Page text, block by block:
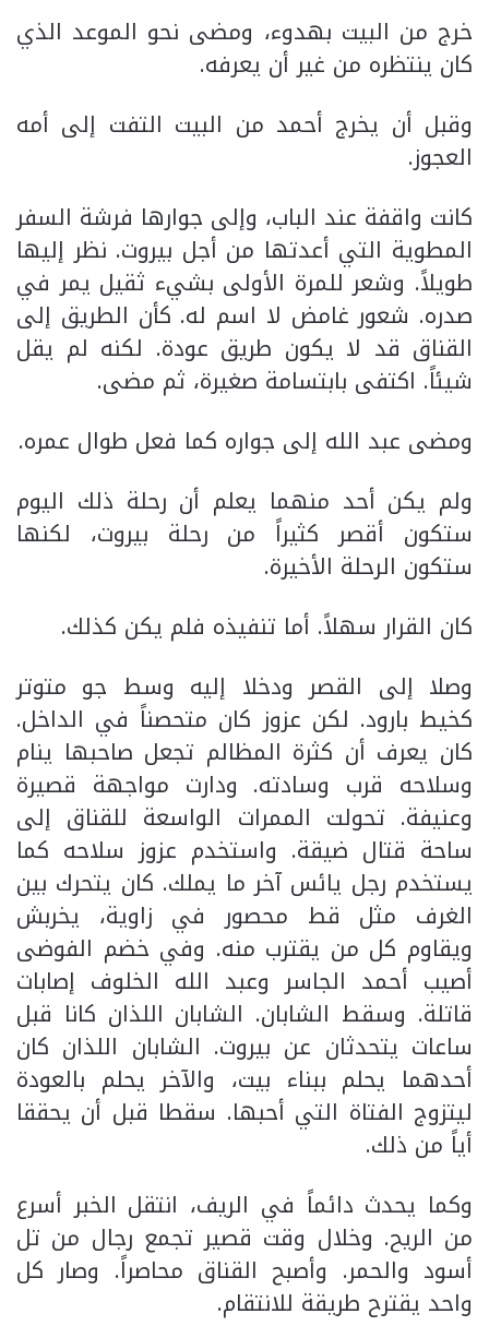
خرج من البيت بهدوء، ومضى نحو الموعد الذي
كان ينتظره من غير أن يعرفه.
وقبل أن يخرج أحمد من البيت التفت إلى أمه
العجوز.
كانت واقفة عند الباب، وإلى جوارها فرشة السفر
المطوية التي أعدتها من أجل بيروت. نظر إليها
طويلاً. وشعر للمرة الأولى بشيء ثقيل يمر في
صدره. شعور غامض لا اسم له. كأن الطريق إلى
القناق قد لا يكون طريق عودة. لكنه لم يقل
شيئاً. اكتفى بابتسامة صغيرة، ثم مضى.
ومضى عبد الله إلى جواره كما فعل طوال عمره.
ولم يكن أحد منهما يعلم أن رحلة ذلك اليوم
ستكون أقصر كثيراً من رحلة بيروت، لكنها
ستكون الرحلة الأخيرة.
كان القرار سهلاً. أما تنفيذه فلم يكن كذلك.
وصلا إلى القصر ودخلا إليه وسط جو متوتر
كخيط بارود. لكن عزوز كان متحصناً في الداخل.
كان يعرف أن كثرة المظالم تجعل صاحبها ينام
وسلاحه قرب وسادته. ودارت مواجهة قصيرة
وعنيفة. تحولت الممرات الواسعة للقناق إلى
ساحة قتال ضيقة. واستخدم عزوز سلاحه كما
يستخدم رجل يائس آخر ما يملك. كان يتحرك بين
الغرف مثل قط محصور في زاوية، يخربش
ويقاوم كل من يقترب منه. وفي خضم الفوضى
أصيب أحمد الجاسر وعبد الله الخلوف إصابات
قاتلة. وسقط الشابان. الشابان اللذان كانا قبل
ساعات يتحدثان عن بيروت. الشابان اللذان كان
أحدهما يحلم ببناء بيت، والآخر يحلم بالعودة
ليتزوج الفتاة التي أحبها. سقطا قبل أن يحققا
أياً من ذلك.
وكما يحدث دائماً في الريف، انتقل الخبر أسرع
من الريح. وخلال وقت قصير تجمع رجال من تل
أسود والحمر. وأصبح القناق محاصراً. وصار كل
واحد يقترح طريقة للانتقام.